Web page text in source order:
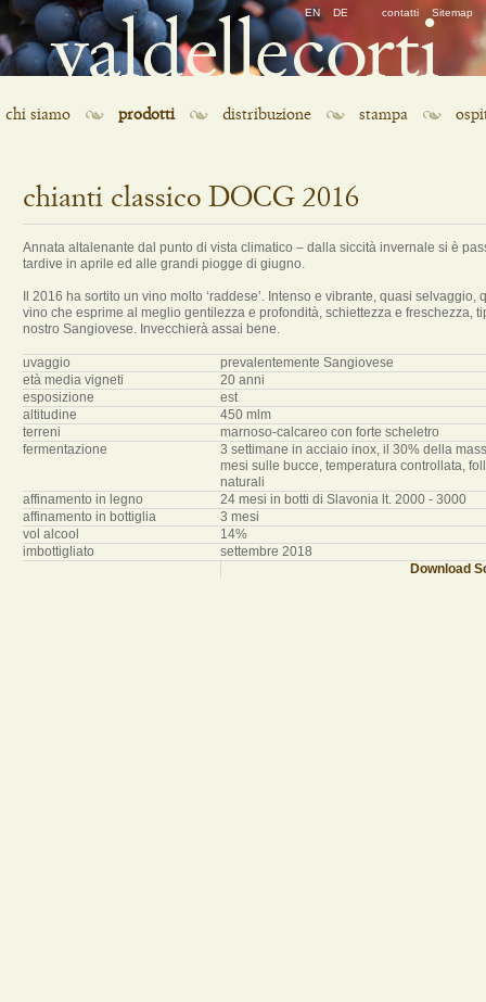
EN DE
Salta
navigazione
contatti Sitemap
Salta
la
chi siamo prodotti distribuzione stampa
chianti classico DOCG 2016
Annata altalenante dal punto di vista climatico – dalla siccità invernale si è
tardive in aprile ed alle grandi piogge di giugno.
Il 2016 ha sortito un vino molto ‘raddese’. Intenso e vibrante, quasi selvaggio,
vino che esprime al meglio gentilezza e profondità, schiettezza e freschezza,
nostro Sangiovese. Invecchierà assai bene.
uvaggio
prevalentemente Sangiovese
età media vigneti
20 anni
esposizione
est
altitudine
450 mlm
terreni
marnoso-calcareo con forte scheletro
fermentazione
3 settimane in acciaio inox, il 30% della
mesi sulle bucce, temperatura controllata,
naturali
affinamento in legno
24 mesi in botti di Slavonia lt. 2000 - 3000
affinamento in bottiglia
3 mesi
vol alcool
14%
imbottigliato
settembre 2018
Download